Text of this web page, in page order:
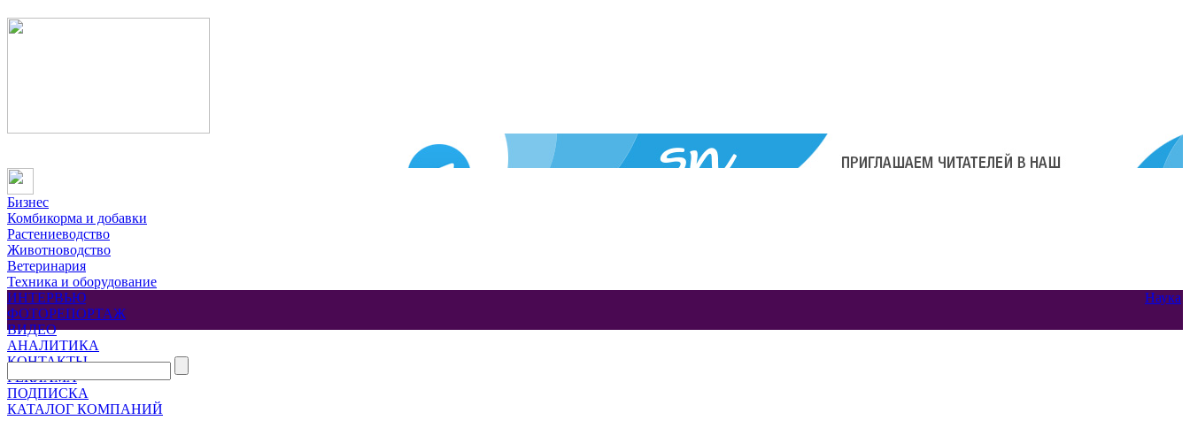
Бизнес
Комбикорма и добавки
Растениеводство
Животноводство
Ветеринария
Техника и оборудование
Наука
ИНТЕРВЬЮ
ФОТОРЕПОРТАЖ
ВИДЕО
АНАЛИТИКА
КОНТАКТЫ
РЕКЛАМА
ПОДПИСКА
КАТАЛОГ КОМПАНИЙ